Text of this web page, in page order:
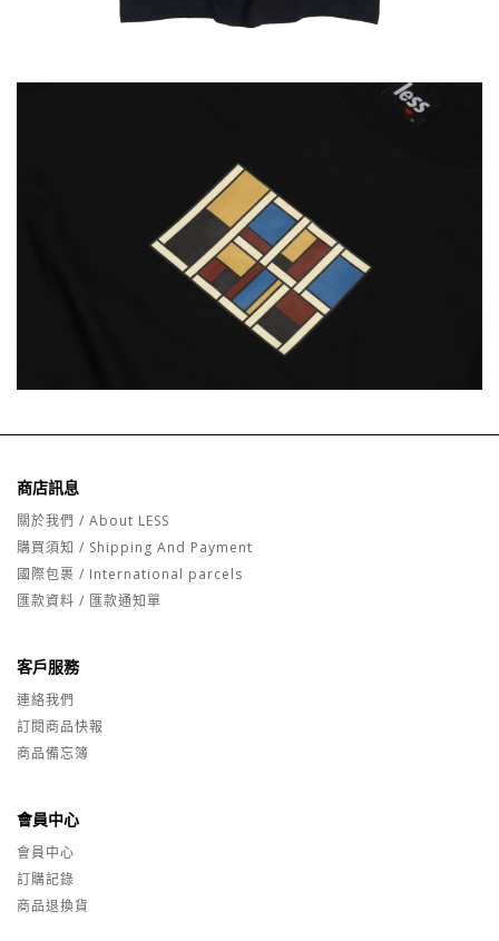
商店訊息
關於我們 / About LESS
購買須知 / Shipping And Payment
國際包裹 / International parcels
匯款資料 / 匯款通知單
客戶服務
連絡我們
訂閱商品快報
商品備忘簿
會員中心
會員中心
訂購記錄
商品退換貨